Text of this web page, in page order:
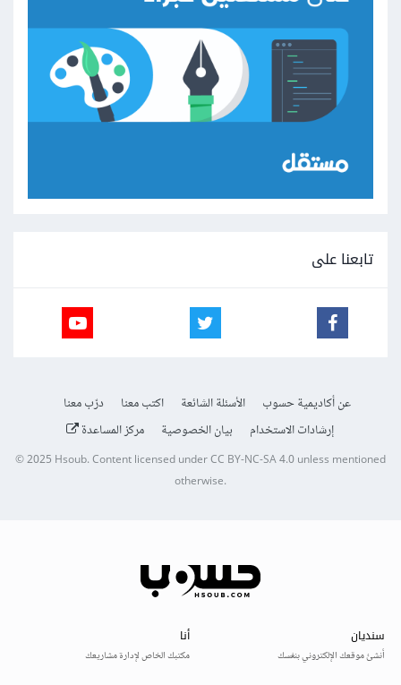
تابعنا على
عن أكاديمية حسوب الأسئلة الشائعة اكتب معنا
درّب معنا
إرشادات الاستخدام
بيان الخصوصية مركز المساعدة
© 2025Hsoub.Content licensed underCC BY-NC-SA 4.0unless mentioned
otherwise.